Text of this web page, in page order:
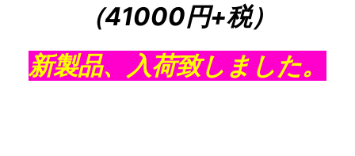
（41000円+税）
新製品、入荷致しました。